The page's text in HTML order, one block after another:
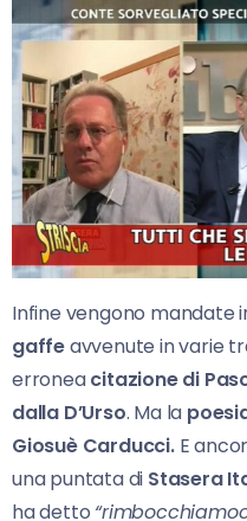
Infine vengono mandate
gaffeavvenute in varie
erroneacitazione di
dalla D’Urso. Ma la
Giosuè Carducci. E
una puntata di Stasera
ha detto